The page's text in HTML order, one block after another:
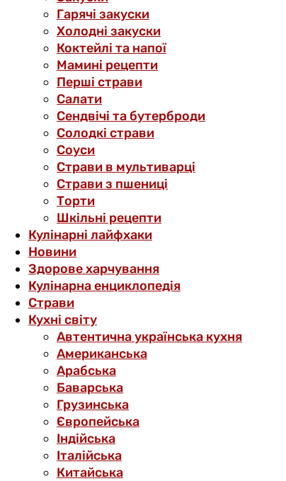
Гарячі закуски
Холодні закуски
Коктейлі та напої
Мамині рецепти
Перші страви
Салати
Сендвічі та бутерброди
Солодкі страви
Соуси
Страви в мультиварці
Страви з пшениці
Торти
Шкільні рецепти
Кулінарні лайфхаки
Новини
Здорове харчування
Кулінарна енциклопедія
Страви
Кухні світу
Автентична українська кухня
Американська
Арабська
Баварська
Грузинська
Європейська
Індійська
Італійська
Китайська